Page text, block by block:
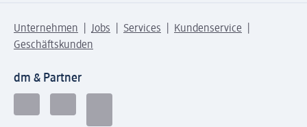
Unternehmen Jobs Services
Kundenservice
Geschäftskunden
dm & Partner